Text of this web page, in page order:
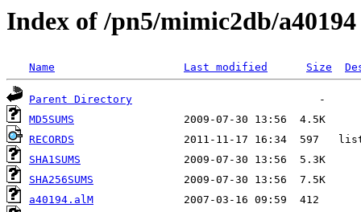
Index of /pn5/mimic2db/a40194
Name Last modified Size
Parent Directory
MD5SUMS
RECORDS
SHA1SUMS
SHA256SUMS
a40194.alM